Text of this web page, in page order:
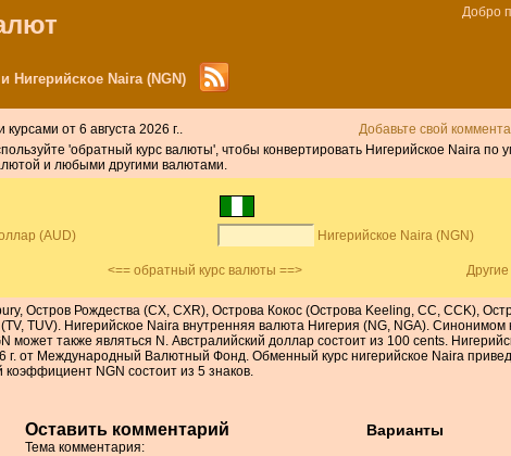
Добро
Нигерийское Naira (NGN)
Добавьте свой
от 6 августа 2026 г..
'обратный курс валюты', чтобы конвертировать Нигерийское Naira
и любыми другими валютами.
(AUD) Нигерийское Naira (NGN)
<== обратный курс валюты ==>
Остров Рождества (CX, CXR), Острова Кокос (Острова Keeling, CC, CCK),
TUV). Нигерийское Naira внутренняя валюта Нигерия (NG, NGA).
также являться N. Австралийский доллар состоит из 100 cents.
г. от Международный Валютный Фонд. Обменный курс нигерийское Naira
NGN состоит из 5 знаков.
Оставить комментарий
Тема комментария:
Варианты